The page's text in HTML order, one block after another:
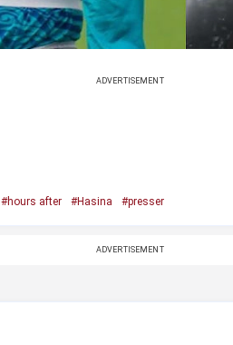
ADVERTISEMENT
#hours after #Hasina #presser
ADVERTISEMENT